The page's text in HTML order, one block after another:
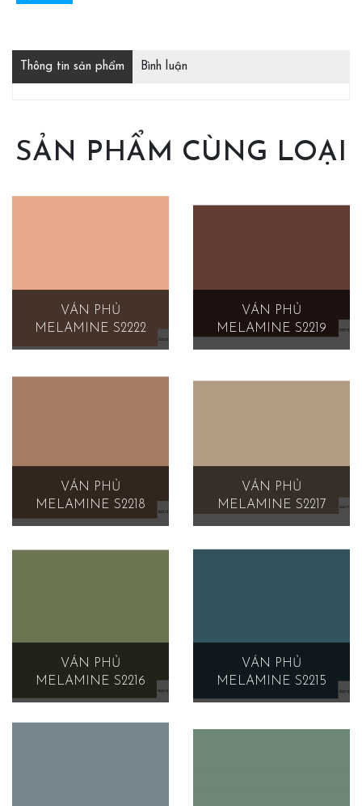
Thông tin sản phẩm Bình luận
SẢN PHẨM CÙNG LOẠI
VÁN PHỦ
MELAMINE S2222
VÁN PHỦ
MELAMINE S2219
VÁN PHỦ
MELAMINE S2218
VÁN PHỦ
MELAMINE S2217
VÁN PHỦ
MELAMINE S2216
VÁN PHỦ
MELAMINE S2215